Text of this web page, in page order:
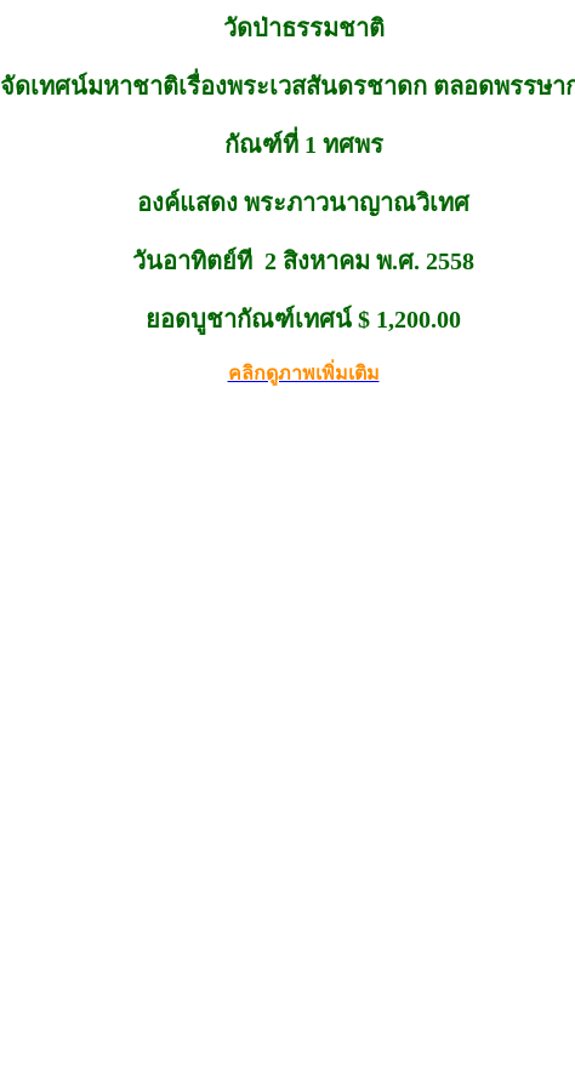
วัดป่าธรรมชาติ
จัดเทศน์มหาชาติเรื่องพระเวสสันดรชาดก ตลอดพรรษา
กัณฑ์ที่ 1 ทศพร
องค์แสดง พระภาวนาญาณวิเทศ
วันอาทิตย์ที 2 สิงหาคม พ.ศ. 2558
ยอดบูชากัณฑ์เทศน์ $ 1,200.00
คลิกดูภาพเพิ่มเติม